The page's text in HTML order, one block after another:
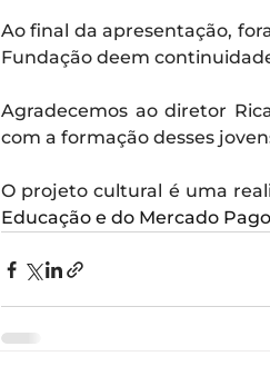
Ao final da apresentação,
Fundação deem
Agradecemos ao diretor
com a formação desses
O projeto cultural é uma
Educação e do Mercado Pago